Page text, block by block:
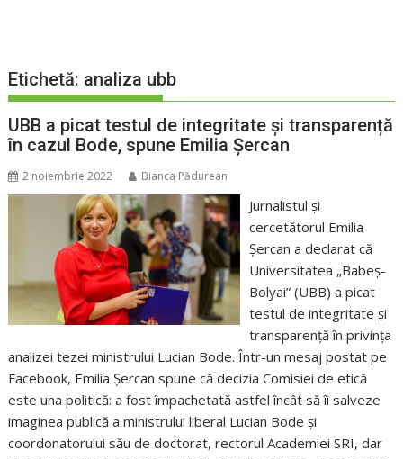
Etichetă: analiza ubb
UBB a picat testul de integritate și transparență
în cazul Bode, spune Emilia Șercan
2 noiembrie 2022 Bianca Pădurean
Jurnalistul și
cercetătorul Emilia
Șercan a declarat că
Universitatea „Babeș-
Bolyai” (UBB) a picat
testul de integritate și
transparență în privința
analizei tezei ministrului Lucian Bode. Într-un mesaj postat pe
Facebook, Emilia Șercan spune că decizia Comisiei de etică
este una politică: a fost împachetată astfel încât să îi salveze
imaginea publică a ministrului liberal Lucian Bode și
coordonatorului său de doctorat, rectorul Academiei SRI, dar